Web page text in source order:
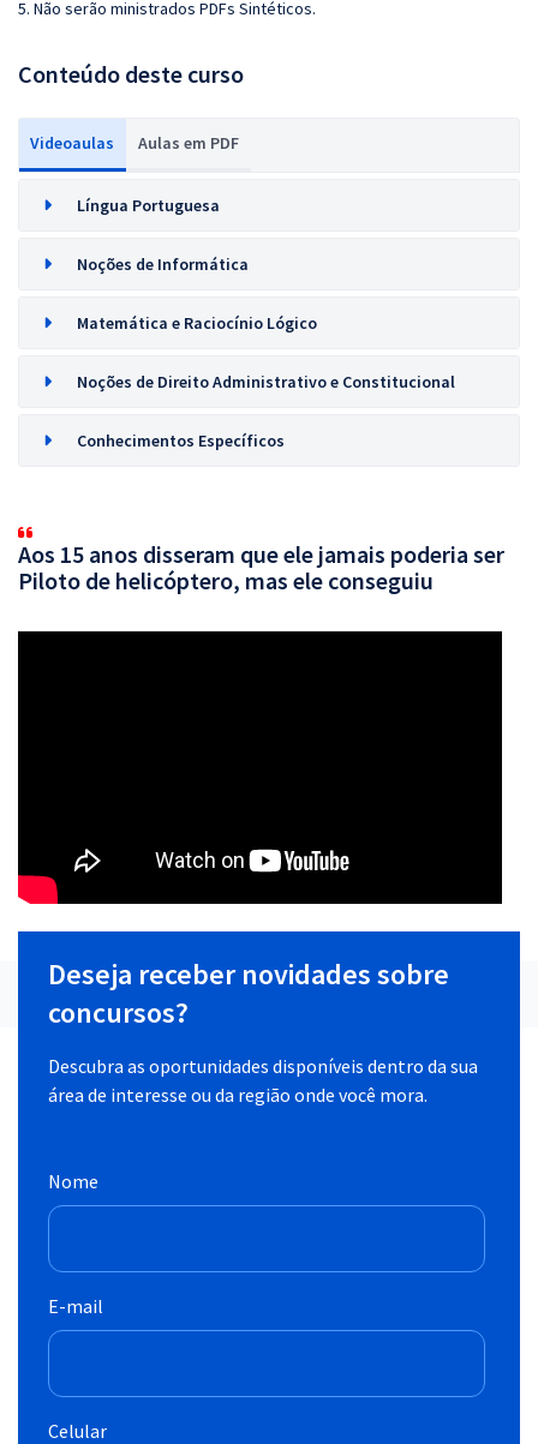
5. Não serão ministrados PDFs Sintéticos.
Conteúdo deste curso
Videoaulas Aulas em PDF
Língua Portuguesa
Noções de Informática
Matemática e Raciocínio Lógico
Noções de Direito Administrativo e Constitucional
Conhecimentos Específicos
Aos 15 anos disseram que ele jamais poderia ser
Piloto de helicóptero, mas ele conseguiu
Deseja receber novidades sobre
concursos?
Descubra as oportunidades disponíveis dentro da sua
área de interesse ou da região onde você mora.
Nome
E-mail
Celular